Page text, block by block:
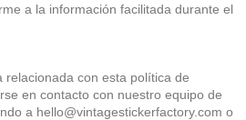
a la información facilitada durante el
relacionada con esta política de
en contacto con nuestro equipo de
a hello@vintagestickerfactory.com o